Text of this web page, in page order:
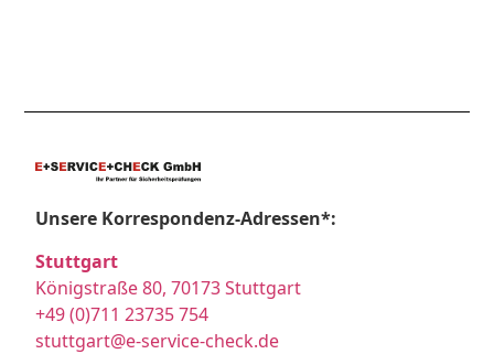
Unsere Korrespondenz-Adressen*:
Stuttgart
Königstraße 80, 70173 Stuttgart
+49 (0)711 23735 754
stuttgart@e-service-check.de